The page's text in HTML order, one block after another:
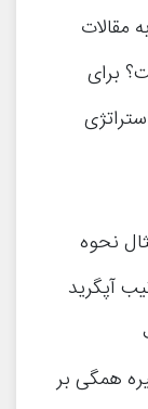
مقالات
برای
نحوه
آپگرید
همگی بر